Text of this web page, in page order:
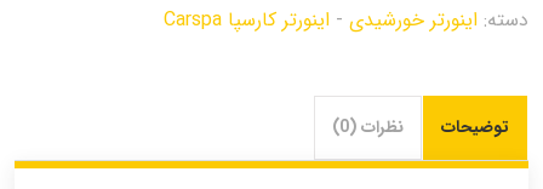
دسته: اینورتر خورشیدی - اینورتر کارسپا Carspa
توضیحات نظرات (0)